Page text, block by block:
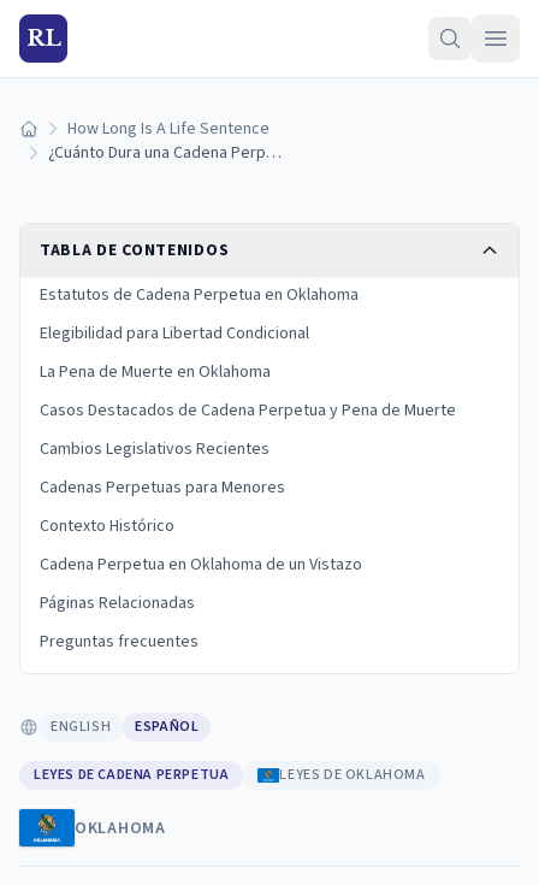
RL
Inicio How Long Is A Life Sentence
¿Cuánto Dura una Cadena Perpetua en Oklahoma? (Guía 2026)
TABLA DE CONTENIDOS
Estatutos de Cadena Perpetua en Oklahoma
Elegibilidad para Libertad Condicional
La Pena de Muerte en Oklahoma
Casos Destacados de Cadena Perpetua y Pena de Muerte
Cambios Legislativos Recientes
Cadenas Perpetuas para Menores
Contexto Histórico
Cadena Perpetua en Oklahoma de un Vistazo
Páginas Relacionadas
Preguntas frecuentes
ENGLISH ESPAÑOL
LEYES DE CADENA PERPETUA LEYES DE OKLAHOMA
OKLAHOMA